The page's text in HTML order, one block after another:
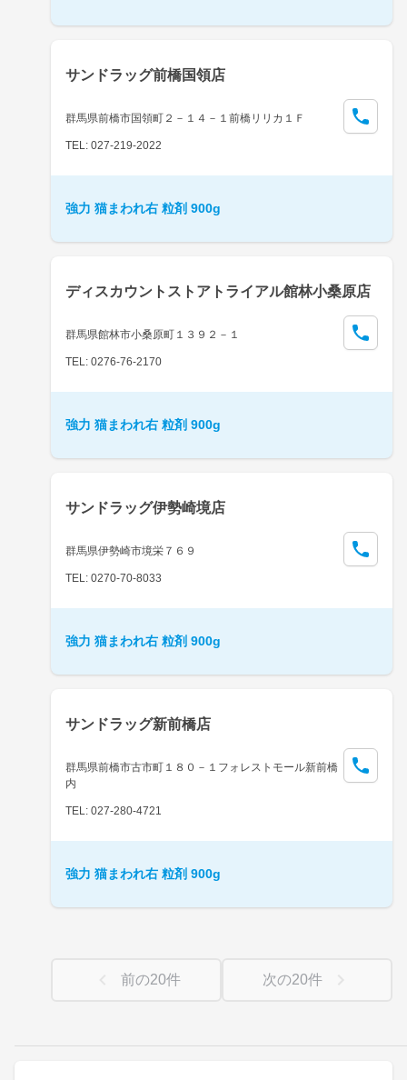
サンドラッグ前橋国領店
群馬県前橋市国領町２－１４－１前橋リリカ１Ｆ
TEL: 027-219-2022
強力 猫まわれ右 粒剤 900g
ディスカウントストアトライアル館林小桑原店
群馬県館林市小桑原町１３９２－１
TEL: 0276-76-2170
強力 猫まわれ右 粒剤 900g
サンドラッグ伊勢崎境店
群馬県伊勢崎市境栄７６９
TEL: 0270-70-8033
強力 猫まわれ右 粒剤 900g
サンドラッグ新前橋店
群馬県前橋市古市町１８０－１フォレストモール新前橋
内
TEL: 027-280-4721
強力 猫まわれ右 粒剤 900g
前の20件 次の20件